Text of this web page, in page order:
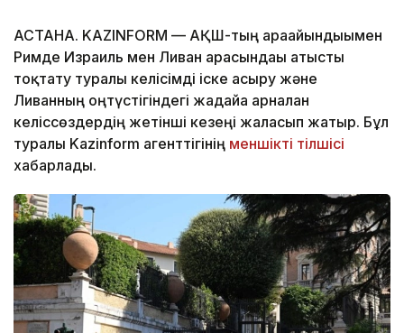
АСТАНА. KAZINFORM — АҚШ-тың арағайындығымен
Римде Израиль мен Ливан арасындағы атысты
тоқтату туралы келісімді іске асыру және
Ливанның оңтүстігіндегі жағдайға арналған
келіссөздердің жетінші кезеңі жалғасып жатыр. Бұл
туралы Kazinform агенттігінің меншікті тілшісі
хабарлады.